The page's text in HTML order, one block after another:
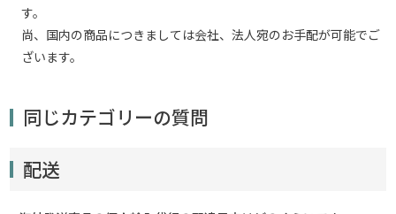
す。
尚、国内の商品につきましては会社、法人宛のお手配が可能でご
ざいます。
同じカテゴリーの質問
配送